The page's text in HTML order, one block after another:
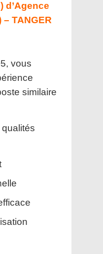
d’Agence
TANGER
vous
similaire